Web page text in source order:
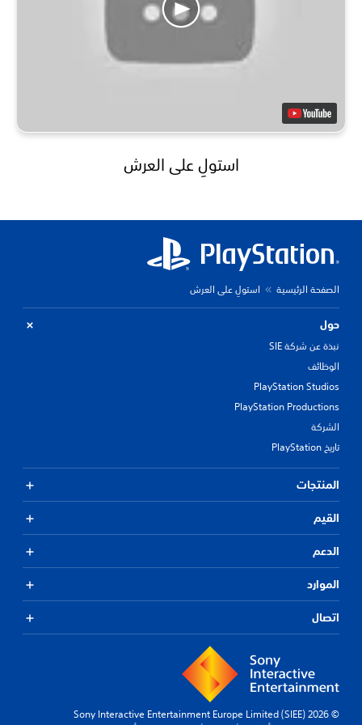
استولِ على العرش
الصفحة الرئيسية استولِ على العرش
حول
نبذة عن شركة SIE
الوظائف
PlayStation Studios
PlayStation Productions
الشركة
تاريخ PlayStation
المنتجات
القيم
الدعم
الموارد
اتصال
© 2026 Sony Interactive Entertainment Europe Limited (SIEE)